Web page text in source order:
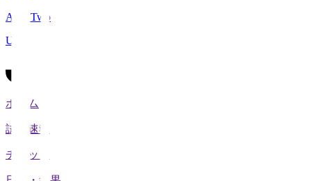
ACL Two
U-21
ホーム
試合速報
チケット